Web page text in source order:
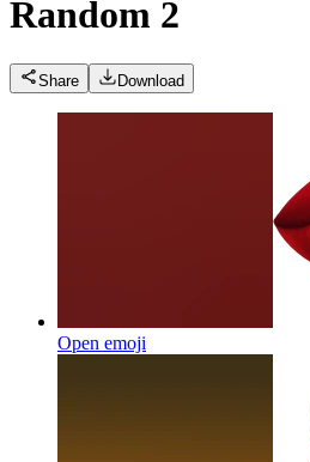
Random 2
Share Download
Open emoji